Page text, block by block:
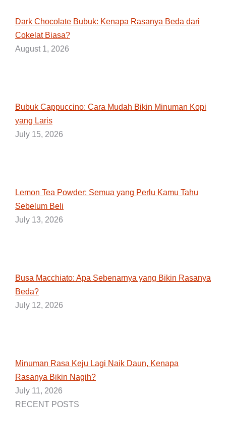
Dark Chocolate Bubuk: Kenapa Rasanya Beda dari
Cokelat Biasa?
August 1, 2026
Bubuk Cappuccino: Cara Mudah Bikin Minuman Kopi
yang Laris
July 15, 2026
Lemon Tea Powder: Semua yang Perlu Kamu Tahu
Sebelum Beli
July 13, 2026
Busa Macchiato: Apa Sebenarnya yang Bikin Rasanya
Beda?
July 12, 2026
Minuman Rasa Keju Lagi Naik Daun, Kenapa
Rasanya Bikin Nagih?
July 11, 2026
RECENT POSTS